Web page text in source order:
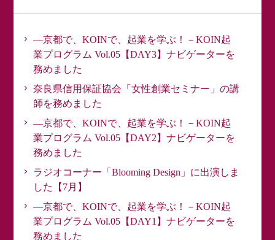
―京都で、KOINで、起業を学ぶ！－KOIN起
業プログラム Vol.05【DAY3】ナビゲーターを
務めました
奈良県信用保証協会「女性創業セミナー」の講
師を務めました
―京都で、KOINで、起業を学ぶ！－KOIN起
業プログラム Vol.05【DAY2】ナビゲーターを
務めました
ラジオコーナー「Blooming Design」に出演しま
した【7月】
―京都で、KOINで、起業を学ぶ！－KOIN起
業プログラム Vol.05【DAY1】ナビゲーターを
務めました